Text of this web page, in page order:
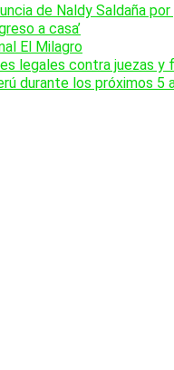
de Naldy Saldaña
a casa’
El Milagro
legales contra juezas y
durante los próximos 5